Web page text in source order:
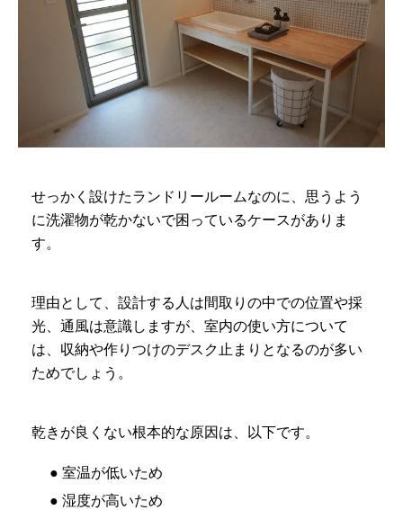
せっかく設けたランドリールームなのに、思うよう
に洗濯物が乾かないで困っているケースがありま
す。
理由として、設計する人は間取りの中での位置や採
光、通風は意識しますが、室内の使い方について
は、収納や作りつけのデスク止まりとなるのが多い
ためでしょう。
乾きが良くない根本的な原因は、以下です。
● 室温が低いため
● 湿度が高いため